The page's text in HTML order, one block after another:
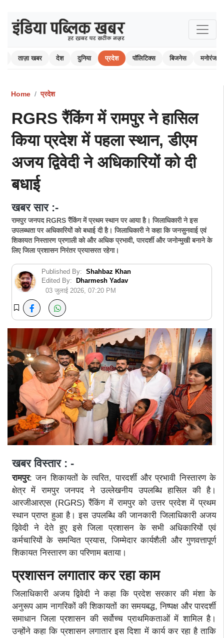
ताज़ा खबर देश दुनिया प्रदेश पॉलिटिक्स बिजनेस मनोरंजन
Home प्रदेश
RGRS रैंकिंग में रामपुर ने हासिल
किया प्रदेश में पहला स्थान, डीएम
अजय द्विवेदी ने अधिकारियों को दी
बधाई
खबर सार :-
रामपुर जनपद RGRS रैंकिंग में प्रथम स्थान पर आया है। जिलाधिकारी ने इस
उपलब्धता पर अधिकारियों को बधाई दी है। जिलाधिकारी ने कहा कि जनसुनवाई एवं
शिकायत निस्तारण प्रणाली को और अधिक प्रभावी, पारदर्शी और जनोन्मुखी बनाने के
लिए जिला प्रशासन निरंतर प्रयासरत रहेगा।
Published By: Shahbaz Khan
Edited By:
Dharmesh Yadav
03 जुलाई 2026, 07:20 PM
खबर विस्तार : -
रामपुर: जन शिकायतों के त्वरित, पारदर्शी और प्रभावी निस्तारण के
क्षेत्र में रामपुर जनपद ने उल्लेखनीय उपलब्धि हासिल की है।
आरजीआरएस (RGRS) रैंकिंग में रामपुर को उत्तर प्रदेश में प्रथम
स्थान प्राप्त हुआ है। इस उपलब्धि की जानकारी जिलाधिकारी अजय
द्विवेदी ने देते हुए इसे जिला प्रशासन के सभी अधिकारियों एवं
कर्मचारियों के समन्वित प्रयास, जिम्मेदार कार्यशैली और गुणवत्तापूर्ण
शिकायत निस्तारण का परिणाम बताया।
प्रशासन लगातार कर रहा काम
जिलाधिकारी अजय द्विवेदी ने कहा कि प्रदेश सरकार की मंशा के
अनुरूप आम नागरिकों की शिकायतों का समयबद्ध, निष्पक्ष और पारदर्शी
समाधान जिला प्रशासन की सर्वोच्च प्राथमिकताओं में शामिल है।
उन्होंने कहा कि प्रशासन लगातार इस दिशा में कार्य कर रहा है ताकि